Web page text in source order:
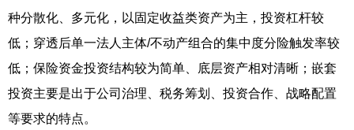
种分散化、多元化，以固定收益类资产为主，投资杠杆较
低；穿透后单一法人主体/不动产组合的集中度分险触发率较
低；保险资金投资结构较为简单、底层资产相对清晰；嵌套
投资主要是出于公司治理、税务筹划、投资合作、战略配置
等要求的特点。